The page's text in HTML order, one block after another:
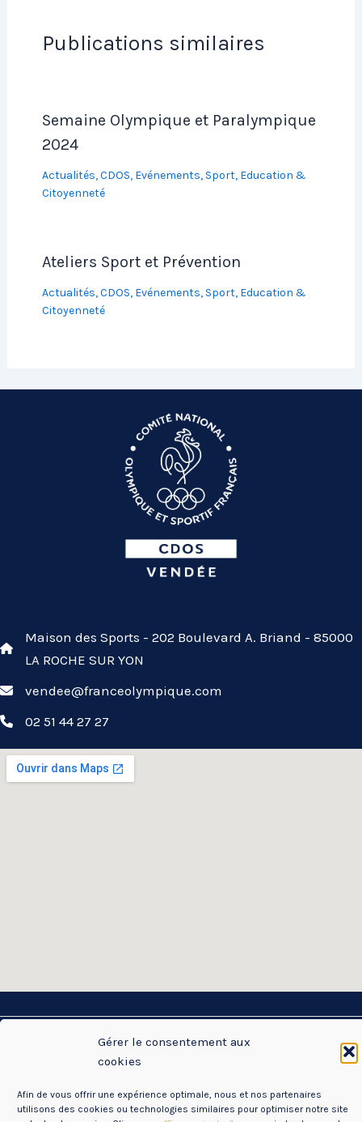
Gérer le consentement aux
cookies
Afin de vous offrir une expérience optimale, nous et nos partenaires
utilisons des cookies ou technologies similaires pour optimiser notre site
Publications similaires
Semaine Olympique et Paralympique
2024
Actualités,CDOS, Evénements, Sport, Education &
Citoyenneté
Ateliers Sport et Prévention
Actualités,CDOS, Evénements, Sport, Education &
Citoyenneté
Maison des Sports - 202 Boulevard A. Briand - 85000
LA ROCHE SUR YON
vendee@franceolympique.com
02 51 44 27 27
Mentions Légales
Politique de Confidentialité des données (RGPD)
Copyright © 2026 CDOS85